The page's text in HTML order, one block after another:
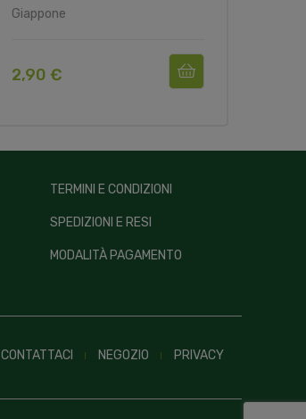
Giappone
2,90 €
TERMINI E CONDIZIONI
SPEDIZIONI E RESI
MODALITÀ PAGAMENTO
CONTATTACI NEGOZIO PRIVACY